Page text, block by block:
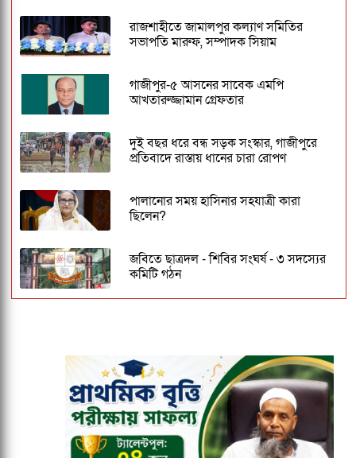
রাজশাহীতে জামালপুর কল্যাণ সমিতির
সভাপতি মারুফ, সম্পাদক সিয়াম
গাজীপুর-৫ আসনের সাবেক এমপি
আখতারুজ্জামান গ্রেফতার
দুই বছর ধরে বন্ধ সড়ক সংস্কার, গাজীপুরে
প্রতিবাদে রাস্তায় ধানের চারা রোপণ
পালানোর সময় হাসিনার সহযাত্রী কারা
ছিলেন?
জবিতে ছাত্রদল - শিবির সংঘর্ষ - ৩ সদস্যের
কমিটি গঠন
ঢাকেশ্বরী মন্দিরে সমলিঙ্গের বিয়ের অভিযোগ:
ব্যবস্থার দাবিতে ১২৩০ নাগরিকের বিবৃতি
কুবির ইংরেজি বিভাগের সন্ধ্যাকালীন
মাস্টার্সের ১৮তম ব্যাচকে বিদায় সংবর্ধনা